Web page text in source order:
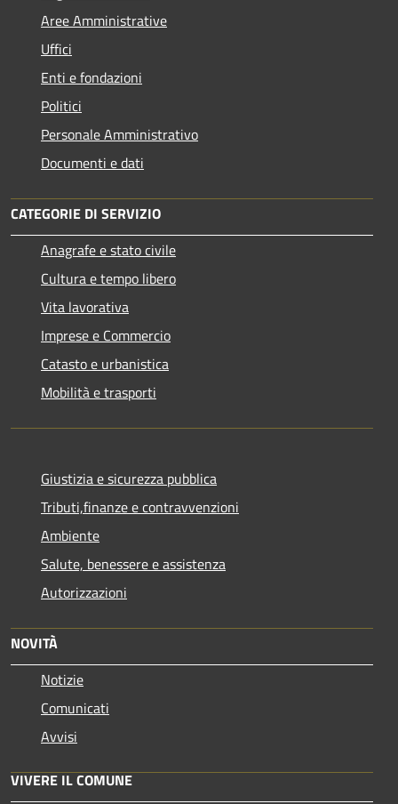
Aree Amministrative
Uffici
Enti e fondazioni
Politici
Personale Amministrativo
Documenti e dati
CATEGORIE DI SERVIZIO
Anagrafe e stato civile
Cultura e tempo libero
Vita lavorativa
Imprese e Commercio
Catasto e urbanistica
Mobilità e trasporti
Giustizia e sicurezza pubblica
Tributi,finanze e contravvenzioni
Ambiente
Salute, benessere e assistenza
Autorizzazioni
NOVITÀ
Notizie
Comunicati
Avvisi
VIVERE IL COMUNE